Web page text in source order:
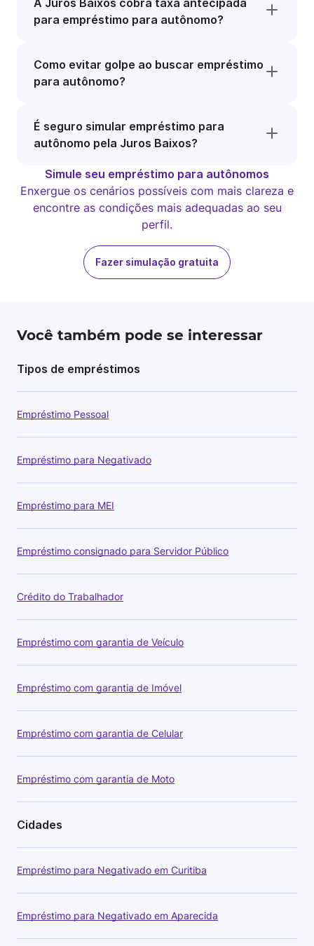
A Juros Baixos cobra taxa antecipada
para empréstimo para autônomo?
Como evitar golpe ao buscar empréstimo
para autônomo?
É seguro simular empréstimo para
autônomo pela Juros Baixos?
Simule seu empréstimo para autônomos
Enxergue os cenários possíveis com mais clareza e
encontre as condições mais adequadas ao seu
perfil.
Fazer simulação gratuita
Você também pode se interessar
Tipos de empréstimos
Empréstimo Pessoal
Empréstimo para Negativado
Empréstimo para MEI
Empréstimo consignado para Servidor Público
Crédito do Trabalhador
Empréstimo com garantia de Veículo
Empréstimo com garantia de Imóvel
Empréstimo com garantia de Celular
Empréstimo com garantia de Moto
Cidades
Empréstimo para Negativado em Curitiba
Empréstimo para Negativado em Aparecida